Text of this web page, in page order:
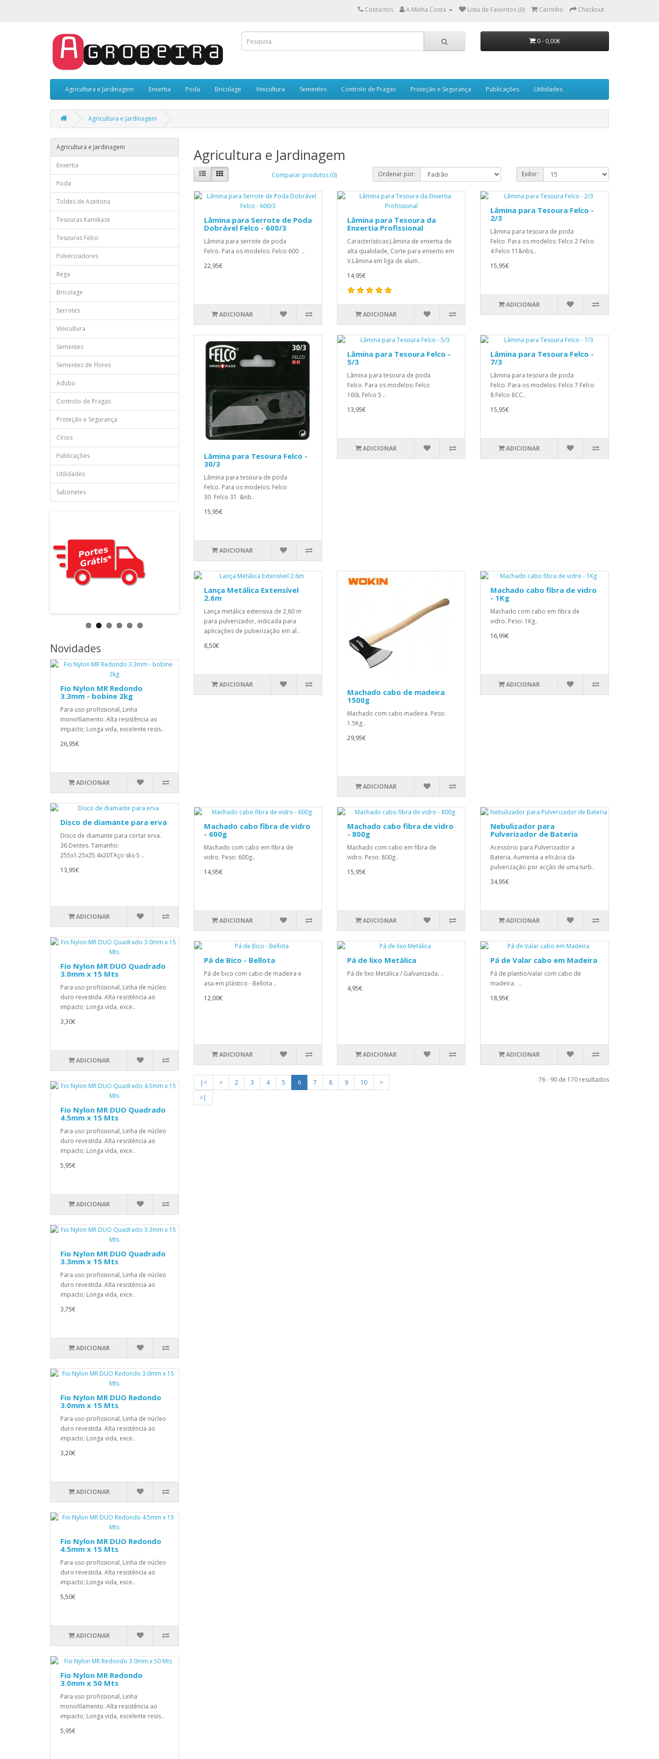
Contactos A Minha Conta Lista de Favoritos (0) Carrinho Checkout
0 - 0,00€
Agricultura e Jardinagem Enxertia Poda Bricolage Vinicultura Sementes Controlo de Pragas Proteção e Segurança Publicações Utilidades
Agricultura e Jardinagem
Agricultura e Jardinagem
Enxertia
Poda
Toldes de Azeitona
Tesouras Kamikaze
Tesouras Felco
Pulverizadores
Rega
Bricolage
Serrotes
Vinicultura
Sementes
Sementes de Flores
Adubo
Controlo de Pragas
Proteção e Segurança
Círios
Publicações
Utilidades
Sabonetes
Novidades
Fio Nylon MR Redondo
3.3mm - bobine 2kg
Para uso profissional, Linha
monofilamento. Alta resistência ao
impacto; Longa vida, excelente resis..
26,95€
ADICIONAR
Disco de diamante para erva
Disco de diamante para cortar erva.
36 Dentes. Tamanho:
255x1.25x25.4x20TAço sks-5 ..
13,95€
ADICIONAR
Fio Nylon MR DUO Quadrado
3.0mm x 15 Mts
Para uso profissional, Linha de núcleo
duro revestida. Alta resistência ao
impacto; Longa vida, exce..
3,30€
ADICIONAR
Fio Nylon MR DUO Quadrado
4.5mm x 15 Mts
Para uso profissional, Linha de núcleo
duro revestida. Alta resistência ao
impacto; Longa vida, exce..
5,95€
ADICIONAR
Fio Nylon MR DUO Quadrado
3.3mm x 15 Mts
Para uso profissional, Linha de núcleo
duro revestida. Alta resistência ao
impacto; Longa vida, exce..
3,75€
ADICIONAR
Fio Nylon MR DUO Redondo
3.0mm x 15 Mts
Para uso profissional, Linha de núcleo
duro revestida. Alta resistência ao
impacto; Longa vida, exce..
3,20€
ADICIONAR
Fio Nylon MR DUO Redondo
4.5mm x 15 Mts
Para uso profissional, Linha de núcleo
duro revestida. Alta resistência ao
impacto; Longa vida, exce..
5,50€
ADICIONAR
Fio Nylon MR Redondo
3.0mm x 50 Mts
Para uso profissional, Linha
monofilamento. Alta resistência ao
impacto; Longa vida, excelente resis..
5,95€
Agricultura e Jardinagem
Comparar produtos (0) Ordenar por: Exibir:
Lâmina para Serrote de Poda
Dobrável Felco - 600/3
Lâmina para serrote de poda
Felco. Para os modelos: Felco 600 ..
22,95€
ADICIONAR
Lâmina para Tesoura da
Enxertia Profissional
Características:Lâmina de enxertia de
alta qualidade, Corte para enxerto em
V.Lâmina em liga de alum..
14,95€
ADICIONAR
Lâmina para Tesoura Felco -
2/3
Lâmina para tesoura de poda
Felco. Para os modelos: Felco 2 Felco
4 Felco 11&nbs..
15,95€
ADICIONAR
Lâmina para Tesoura Felco -
30/3
Lâmina para tesoura de poda
Felco. Para os modelos: Felco
30 Felco 31 &nb..
15,95€
ADICIONAR
Lâmina para Tesoura Felco -
5/3
Lâmina para tesoura de poda
Felco. Para os modelos: Felco
160L Felco 5 ..
13,95€
ADICIONAR
Lâmina para Tesoura Felco -
7/3
Lâmina para tesoura de poda
Felco. Para os modelos: Felco 7 Felco
8 Felco 8CC..
15,95€
ADICIONAR
Lança Metálica Extensível
2.6m
Lança metálica extensiva de 2,60 m
para pulverizador, indicada para
aplicações de pulverização em al..
8,50€
ADICIONAR
Machado cabo de madeira
1500g
Machado com cabo madeira. Peso:
1.5Kg..
29,95€
ADICIONAR
Machado cabo fibra de vidro
- 1Kg
Machado com cabo em fibra de
vidro. Peso: 1Kg..
16,99€
ADICIONAR
Machado cabo fibra de vidro
- 600g
Machado com cabo em fibra de
vidro. Peso: 600g..
14,95€
ADICIONAR
Machado cabo fibra de vidro
- 800g
Machado com cabo em fibra de
vidro. Peso: 800g..
15,95€
ADICIONAR
Nebulizador para
Pulverizador de Bateria
Acessório para Pulverizador a
Bateria. Aumenta a eficácia da
pulverização por acção de uma turb..
34,95€
ADICIONAR
Pá de Bico - Bellota
Pá de bico com cabo de madeira e
asa em plástico - Bellota ..
12,00€
ADICIONAR
Pá de lixo Metálica
Pá de lixo Metálica / Galvanizada. ..
4,95€
ADICIONAR
Pá de Valar cabo em Madeira
Pá de plantio/valar com cabo de
madeira. ..
18,95€
ADICIONAR
|< < 2 3 4 5 6 7 8 9 10
>
>|
76 - 90 de 170 resultados